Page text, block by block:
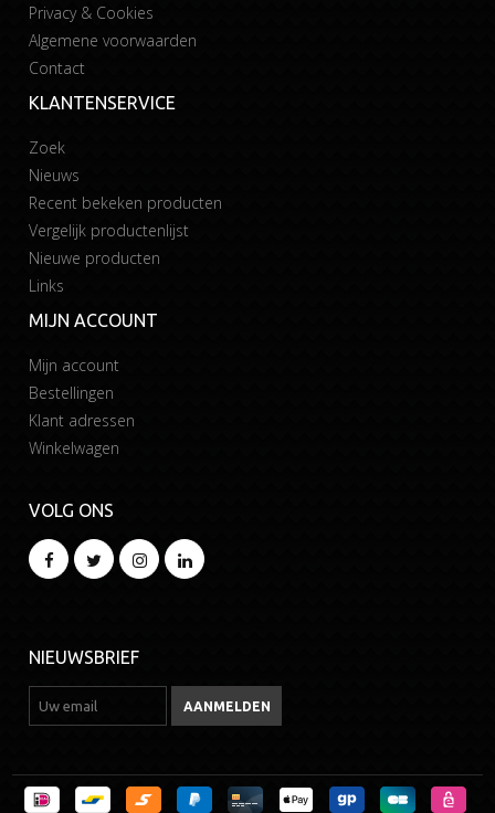
Privacy & Cookies
Algemene voorwaarden
Contact
KLANTENSERVICE
Zoek
Nieuws
Recent bekeken producten
Vergelijk productenlijst
Nieuwe producten
Links
MIJN ACCOUNT
Mijn account
Bestellingen
Klant adressen
Winkelwagen
VOLG ONS
NIEUWSBRIEF